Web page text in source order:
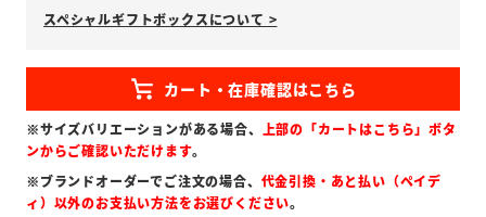
須
)
スペシャルギフトボックスについて >
※サイズバリエーションがある場合、 上部の「カートはこちら」ボタ
ンからご確認いただけます。
※ブランドオーダーでご注文の場合、 代金引換・あと払い（ペイデ
ィ）以外のお支払い方法をお選びください。